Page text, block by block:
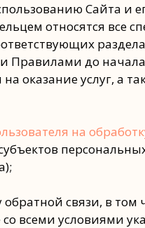
Сайта и
относятся все
Правилами до
оказание услуг, а
на
связи, в том
всеми условиями